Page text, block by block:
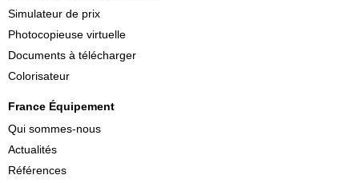
Simulateur de prix
Photocopieuse virtuelle
Documents à télécharger
Colorisateur
France Équipement
Qui sommes-nous
Actualités
Références